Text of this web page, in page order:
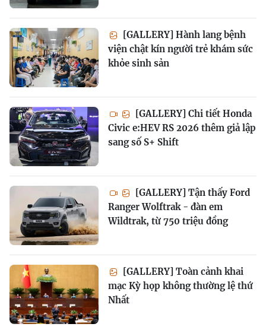
[GALLERY] Hành lang bệnh
viện chật kín người trẻ khám sức
khỏe sinh sản
[GALLERY] Chi tiết Honda
Civic e:HEV RS 2026 thêm giả lập
sang số S+ Shift
[GALLERY] Tận thấy Ford
Ranger Wolftrak - đàn em
Wildtrak, từ 750 triệu đồng
[GALLERY] Toàn cảnh khai
mạc Kỳ họp không thường lệ thứ
Nhất